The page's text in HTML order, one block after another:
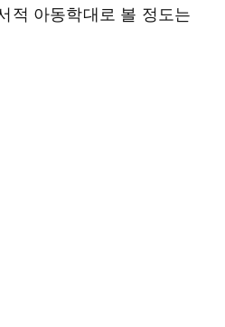
적 아동학대로 볼 정도는